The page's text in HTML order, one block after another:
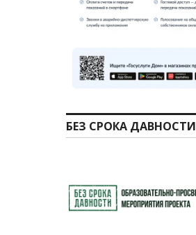
БЕЗ СРОКА ДАВНОСТИ